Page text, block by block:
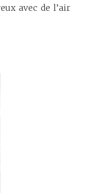
avec de l’air